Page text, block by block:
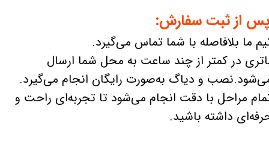
پس از ثبت سفارش:
ما بلافاصله با شما تماس می‌گیرد.
در کمتر از چند ساعت به محل شما ارسال
و دیاگ به‌صورت رایگان انجام می‌گیرد.
مراحل با دقت انجام می‌شود تا تجربه‌ای راحت و
داشته باشید.